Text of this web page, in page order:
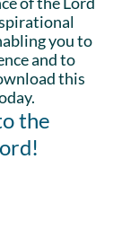
you to
and to
this
the